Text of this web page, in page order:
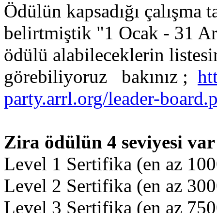
Ödülün kapsadığı çalışma
belirtmiştik "1 Ocak - 31
ödülü alabileceklerin
görebiliyoruz bakınız ;
party.arrl.org/leader-
Zira ödülün 4 seviyesi
Level 1 Sertifika (en az
Level 2 Sertifika (en az
Level 3 Sertifika (en az